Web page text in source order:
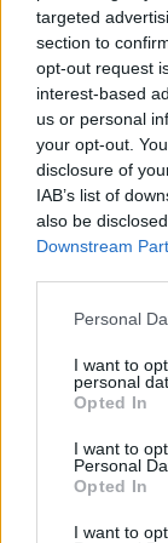
targeted
section to
opt-out request
interest-based
us or personal
your opt-out.
disclosure of
IAB’s list of
also be
Downstream
Personal
I want to
personal
Opted In
I want to
Personal
Opted In
I want to
Esim for Global